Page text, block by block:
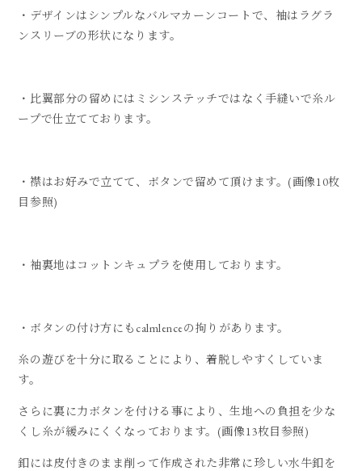
・デザインはシンプルなバルマカーンコートで、袖はラグラ
ンスリーブの形状になります。
・比翼部分の留めにはミシンステッチではなく手縫いで糸ル
ープで仕立てております。
・襟はお好みで立てて、ボタンで留めて頂けます。(画像10枚
目参照)
・袖裏地はコットンキュプラを使用しております。
・ボタンの付け方にもcalmlenceの拘りがあります。
糸の遊びを十分に取ることにより、着脱しやすくしていま
す。
さらに裏に力ボタンを付ける事により、生地への負担を少な
くし糸が緩みにくくなっております。(画像13枚目参照)
釦には皮付きのまま削って作成された非常に珍しい水牛釦を